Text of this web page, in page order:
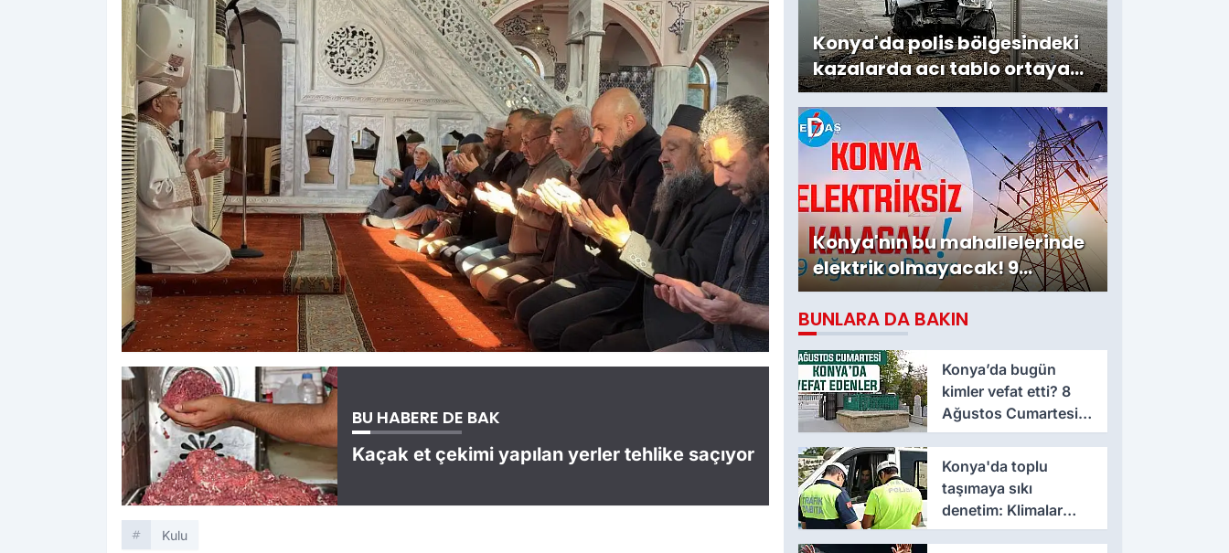
BU HABERE DE BAK
Kaçak et çekimi yapılan yerler tehlike saçıyor
Kulu
Konya'da polis bölgesindeki
kazalarda acı tablo ortaya
çıktı
Konya'nın bu mahallelerinde
elektrik olmayacak! 9
Ağustos Pazar
BUNLARA DA BAKIN
Konya’da bugün
kimler vefat etti? 8
Ağustos Cumartesi
günü
Konya'da toplu
taşımaya sıkı
denetim: Klimalar
kontrol ediliyor